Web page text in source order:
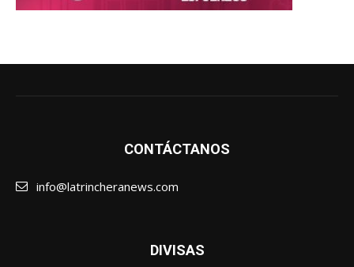
CONTÁCTANOS
info@latrincheranews.com
DIVISAS